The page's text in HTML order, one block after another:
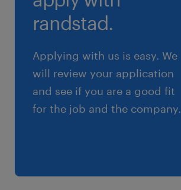
残業
残業なし
randstad.
Applying with us is easy. We
will review your application
and see if you are a good fit
for the job and the company.